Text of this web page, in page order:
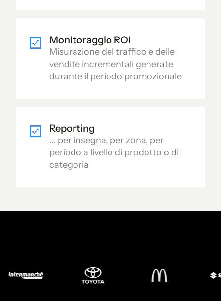
Monitoraggio ROI
Misurazione del traffico e delle
vendite incrementali generate
durante il periodo promozionale
Reporting
... per insegna, per zona, per
periodo a livello di prodotto o di
categoria